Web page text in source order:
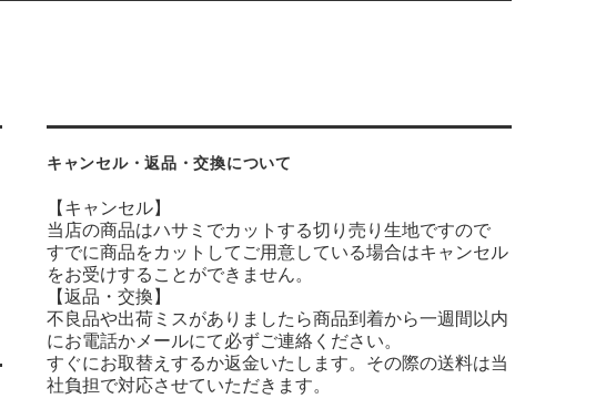
キャンセル・返品・交換について
【キャンセル】
当店の商品はハサミでカットする切り売り生地ですので
すでに商品をカットしてご用意している場合はキャンセル
をお受けすることができません。
【返品・交換】
不良品や出荷ミスがありましたら商品到着から一週間以内
にお電話かメールにて必ずご連絡ください。
すぐにお取替えするか返金いたします。その際の送料は当
社負担で対応させていただきます。